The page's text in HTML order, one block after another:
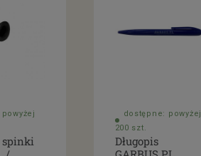
spinki
dostępne: powyżej
200 szt.
Długopis